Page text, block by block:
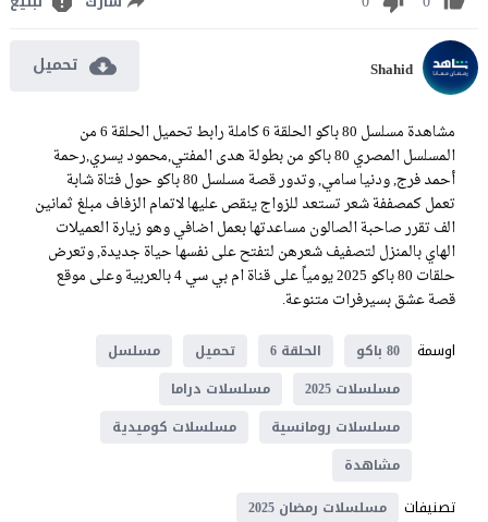
Shahid تحميل
مشاهدة مسلسل 80 باكو الحلقة 6 كاملة رابط تحميل الحلقة 6 من
المسلسل المصري 80 باكو من بطولة هدى المفتي,محمود يسري,رحمة
أحمد فرج, ودنيا سامي, وتدور قصة مسلسل 80 باكو حول فتاة شابة
تعمل كمصففة شعر تستعد للزواج ينقص عليها لاتمام الزفاف مبلغ ثمانين
الف تقرر صاحبة الصالون مساعدتها بعمل اضافي وهو زيارة العميلات
الهاي بالمنزل لتصفيف شعرهن لتفتح على نفسها حياة جديدة, وتعرض
حلقات 80 باكو 2025 يومياً على قناة ام بي سي 4 بالعربية وعلى موقع
قصة عشق بسيرفرات متنوعة.
اوسمة
80 باكو الحلقة 6 تحميل
مسلسل
مسلسلات 2025
مسلسلات دراما
مسلسلات رومانسية
مسلسلات كوميدية
مشاهدة
تصنيفات مسلسلات رمضان 2025